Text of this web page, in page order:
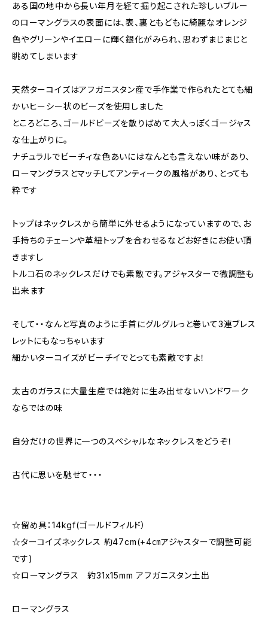
ある国の地中から長い年月を経て掘り起こされた珍しいブルー
のローマングラスの表面には、表、裏ともどもに綺麗なオレンジ
色やグリーンやイエローに輝く銀化がみられ、思わずまじまじと
眺めてしまいます
天然ターコイズはアフガニスタン産で手作業で作られたとても細
かいヒーシー状のビーズを使用しました
ところどころ、ゴールドビーズを散りばめて大人っぽくゴージャス
な仕上がりに。
ナチュラルでビーチィな色あいにはなんとも言えない味があり、
ローマングラスとマッチしてアンティークの風格があり、とっても
粋です
トップはネックレスから簡単に外せるようになっていますので、お
手持ちのチェーンや革紐トップを合わせるなどお好きにお使い頂
きますし
トルコ石のネックレスだけでも素敵です。アジャスターで微調整も
出来ます
そして・・なんと写真のように手首にグルグルっと巻いて3連ブレス
レットにもなっちゃいます
細かいターコイズがビーチイでとっても素敵ですよ！
太古のガラスに大量生産では絶対に生み出せないハンドワーク
ならではの味
自分だけの世界に一つのスペシャルなネックレスをどうぞ！
古代に思いを馳せて・・・
☆留め具：14kgf(ゴールドフィルド）
☆ターコイズネックレス 約47cm(+4㎝アジャスターで調整可能
です)
☆ローマングラス 約31x15mm アフガニスタン土出
ローマングラス